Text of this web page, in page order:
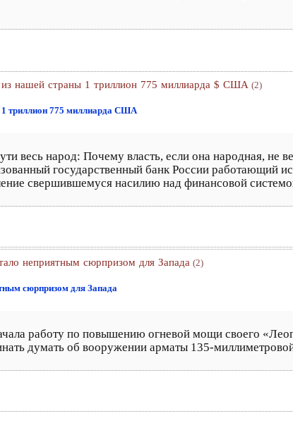
из нашей страны 1 триллион 775 миллиарда $ США (2)
1 триллион 775 миллиарда США
весь народ: Почему власть, если она народная, не
государственный банк России работающий
свершившемуся насилию над финансовой
неприятным сюрпризом для Запада (2)
сюрпризом для Запада
работу по повышению огневой мощи своего
думать об вооружении арматы 135-